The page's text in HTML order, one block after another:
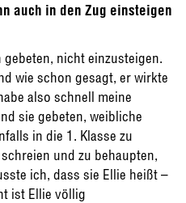
auch in den Zug einsteigen
nicht einzusteigen.
wie schon gesagt, er wirkte
also schnell meine
sie gebeten, weibliche
in die 1. Klasse zu
und zu behaupten,
ich, dass sie Ellie heißt –
ist Ellie völlig